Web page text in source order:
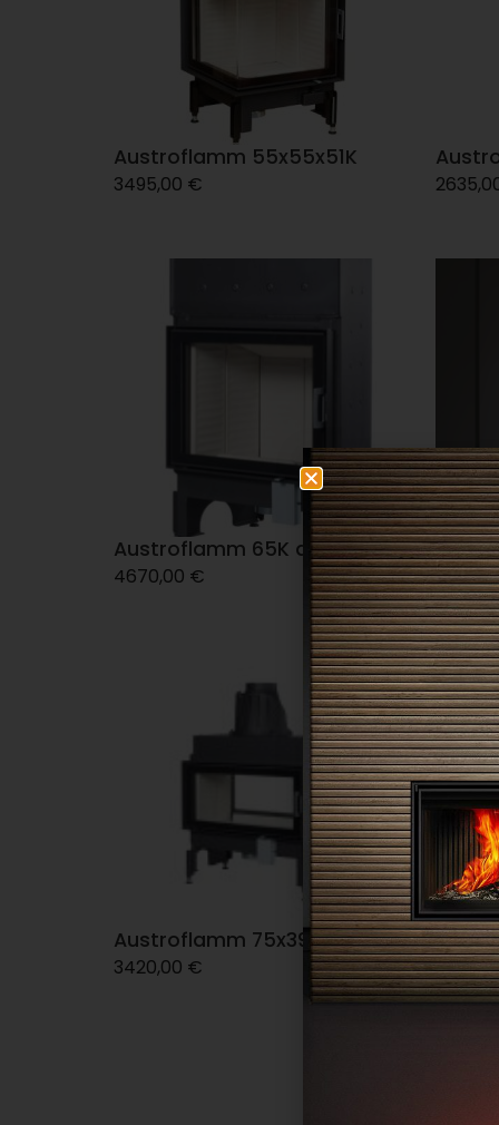
Austroflamm 55x55x51K
3495,00 €
Austroflamm 65K aquaHEAT
4670,00 €
Austroflamm 75x39K II
3420,00 €